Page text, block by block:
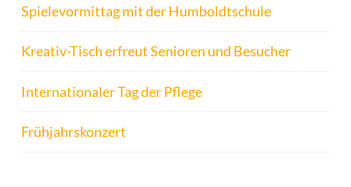
Spielevormittag mit der Humboldtschule
Kreativ-Tisch erfreut Senioren und Besucher
Internationaler Tag der Pflege
Frühjahrskonzert